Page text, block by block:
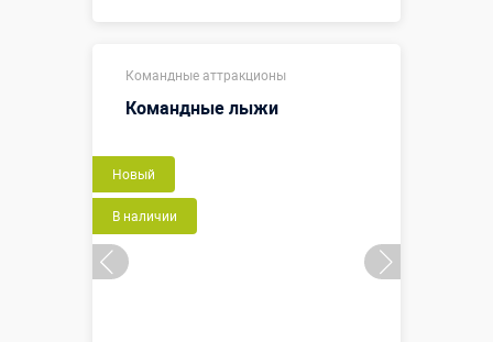
Командные аттракционы
Командные лыжи
Новый
В наличии